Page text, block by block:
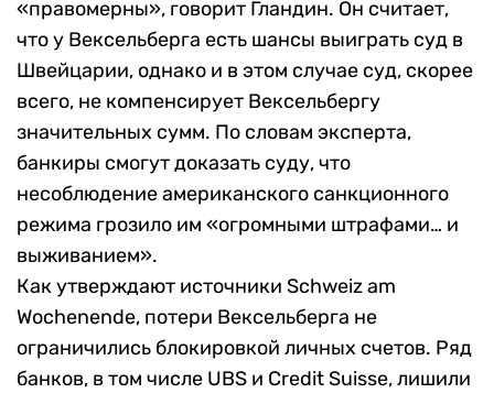
«правомерны», говорит Гландин. Он считает,
что у Вексельберга есть шансы выиграть суд в
Швейцарии, однако и в этом случае суд, скорее
всего, не компенсирует Вексельбергу
значительных сумм. По словам эксперта,
банкиры смогут доказать суду, что
несоблюдение американского санкционного
режима грозило им «огромными штрафами… и
выживанием».
Как утверждают источники Schweiz am
Wochenende, потери Вексельберга не
ограничились блокировкой личных счетов. Ряд
банков, в том числе UBS и Credit Suisse, лишили